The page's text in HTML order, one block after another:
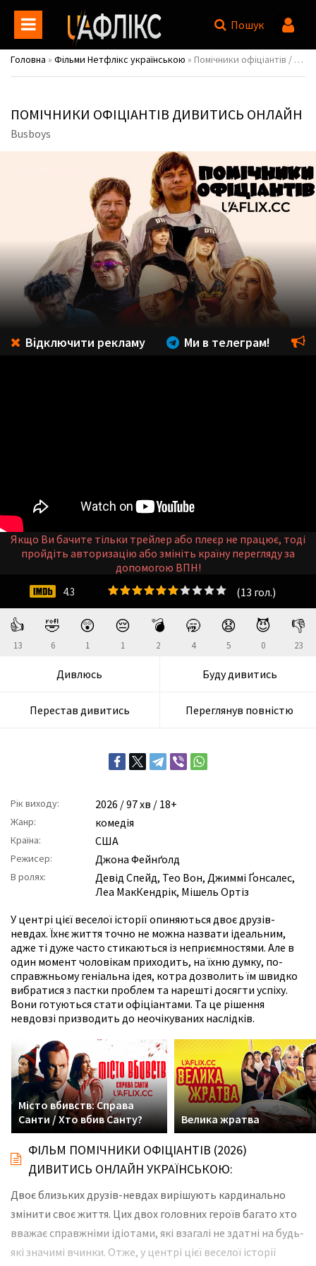
Пошук
Головна » Фільми Нетфлікс українською » Помічники офіціантів / Busboys
ПОМІЧНИКИ ОФІЦІАНТІВ ДИВИТИСЬ ОНЛАЙН
Busboys
👍
13
🤣
6
😲
1
😔
1
💣
2
🥱
4
😧
5
😈
0
👎
23
Дивлюсь Буду дивитись
Перестав дивитись Переглянув повністю
Рік виходу: 2026 / 97 хв / 18+
Жанр: комедія
Країна: США
Режисер: Джона Фейнґолд
В ролях: Девід Спейд, Тео Вон, Джиммі Ґонсалес,
Леа МакКендрік, Мішель Ортіз
У центрі цієї веселої історії опиняються двоє друзів-
невдах. Їхнє життя точно не можна назвати ідеальним,
адже ті дуже часто стикаються із неприємностями. Але в
один момент чоловікам приходить, на їхню думку, по-
справжньому геніальна ідея, котра дозволить їм швидко
вибратися з пастки проблем та нарешті досягти успіху.
Вони готуються стати офіціантами. Та це рішення
невдовзі призводить до неочікуваних наслідків.
(13 гол.)
4.3
Відключити рекламу Ми в телеграм!
Якщо Ви бачите тільки трейлер або плеєр не працює, тоді
пройдіть авторизацію або змініть країну перегляду за
допомогою ВПН!
Місто вбивств: Справа
Санти / Хто вбив Санту?
Велика жратва
ФІЛЬМ ПОМІЧНИКИ ОФІЦІАНТІВ (2026)
ДИВИТИСЬ ОНЛАЙН УКРАЇНСЬКОЮ:
Двоє близьких друзів-невдах вирішують кардинально
змінити своє життя. Цих двох головних героїв багато хто
вважає справжніми ідіотами, які взагалі не здатні на будь-
які значимі вчинки. Отже, у центрі цієї веселої історії